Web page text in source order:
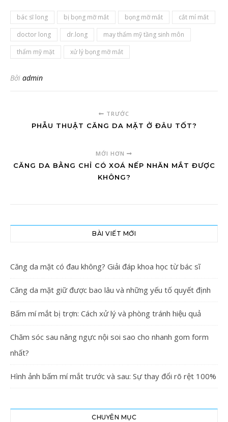
bác sĩ long bị bọng mỡ mắt bọng mỡ mắt
cắt mí mắt
doctor long
dr.long
may thẩm mỹ tầng sinh môn
thẩm mỹ mặt
xử lý bọng mỡ mắt
Bởi admin
TRƯỚC
PHẪU THUẬT CĂNG DA MẶT Ở ĐÂU TỐT?
MỚI HƠN
CĂNG DA BẰNG CHỈ CÓ XOÁ NẾP NHĂN MẮT ĐƯỢC
KHÔNG?
BÀI VIẾT MỚI
Căng da mặt có đau không? Giải đáp khoa học từ bác sĩ
Căng da mặt giữ được bao lâu và những yếu tố quyết định
Bấm mí mắt bị trợn: Cách xử lý và phòng tránh hiệu quả
Chăm sóc sau nâng ngực nội soi sao cho nhanh gom form
nhất?
Hình ảnh bấm mí mắt trước và sau: Sự thay đổi rõ rệt 100%
CHUYÊN MỤC